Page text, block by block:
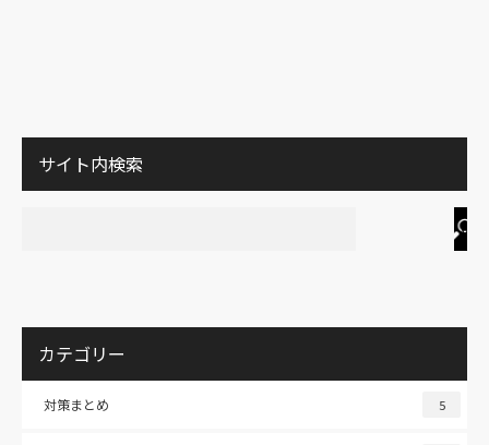
サイト内検索
カテゴリー
対策まとめ 5